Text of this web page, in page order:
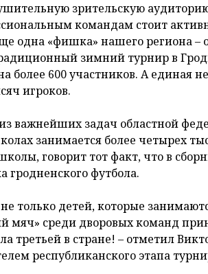
зрительскую
командам стоит
одна «фишка» нашего региона –
зимний турнир в
более 600 участников. А единая
игроков.
важнейших задач областной
занимается более четырех
говорит тот факт, что в
футбола.
только детей, которые
мяч» среди дворовых команд
третьей в стране! – отметил
республиканского этапа